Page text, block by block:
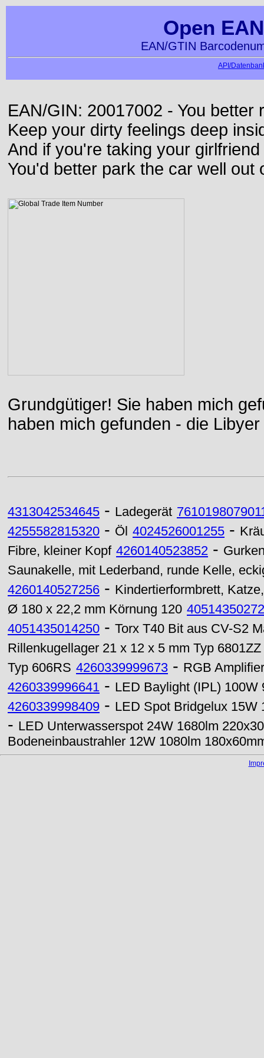
Open
EAN/GTIN
API/
EAN/GIN: 20017002 - You better
Keep your dirty feelings deep
And if you're taking your
You'd better park the car well out
Grundgütiger! Sie haben mich
haben mich gefunden - die
4313042534645 - Ladegerät
4255582815320 - Öl 4024526001255 -
Fibre, kleiner Kopf 4260140523852 -
Saunakelle, mit Lederband, runde Kelle,
4260140527256 - Kindertierformbrett,
Ø 180 x 22,2 mm Körnung 120
4051435014250 - Torx T40 Bit aus CV-S2
Rillenkugellager 21 x 12 x 5 mm Typ 6801ZZ
Typ 606RS 4260339999673 - RGB
4260339996641 - LED Baylight (IPL) 100W
4260339998409 - LED Spot Bridgelux 15W
- LED Unterwasserspot 24W 1680lm
Bodeneinbaustrahler 12W 1080lm